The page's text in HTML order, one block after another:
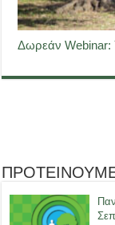
Δωρεάν Webinar: